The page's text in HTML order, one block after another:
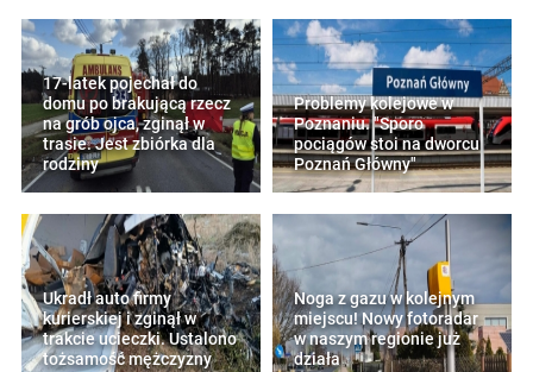
17-latek pojechał do
domu po brakującą rzecz
na grób ojca, zginął w
trasie. Jest zbiórka dla
rodziny
Problemy kolejowe w
Poznaniu. "Sporo
pociągów stoi na dworcu
Poznań Główny"
Ukradł auto firmy
kurierskiej i zginął w
trakcie ucieczki. Ustalono
tożsamość mężczyzny
Noga z gazu w kolejnym
miejscu! Nowy fotoradar
w naszym regionie już
działa